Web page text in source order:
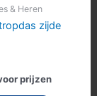
& Heren
zijde
prijzen